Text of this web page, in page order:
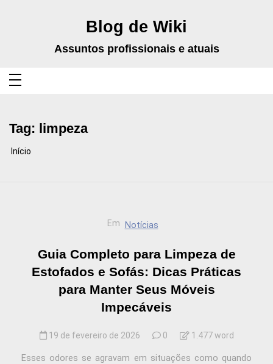
Blog de Wiki
Assuntos profissionais e atuais
Tag: limpeza
Início
Em Notícias
Guia Completo para Limpeza de
Estofados e Sofás: Dicas Práticas
para Manter Seus Móveis
Impecáveis
19 de fevereiro de 2026 0 1.477 word
Esses odores se agravam em situações como quando